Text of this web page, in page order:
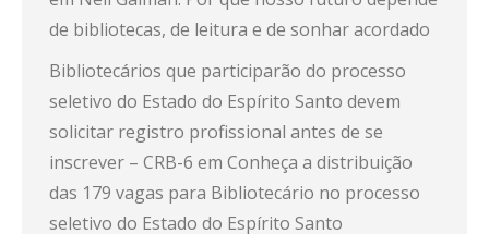
de bibliotecas, de leitura e de sonhar acordado
Bibliotecários que participarão do processo
seletivo do Estado do Espírito Santo devem
solicitar registro profissional antes de se
inscrever – CRB-6 em Conheça a distribuição
das 179 vagas para Bibliotecário no processo
seletivo do Estado do Espírito Santo